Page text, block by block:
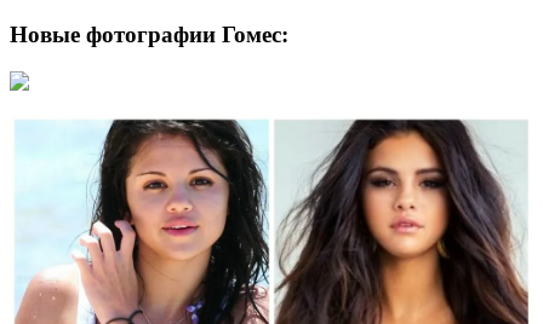
Новые фотографии Гомес: